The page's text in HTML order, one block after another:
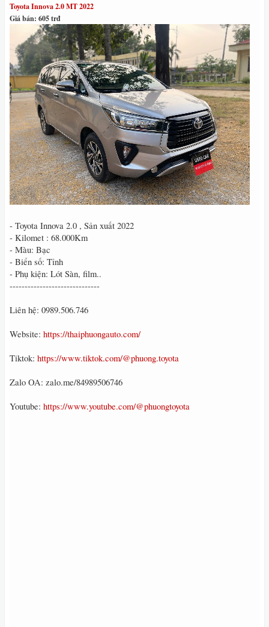
Toyota Innova 2.0 MT 2022
Giá bán: 605 trđ
- Toyota Innova 2.0 , Sản xuất 2022
- Kilomet : 68.000Km
- Màu: Bạc
- Biển số: Tỉnh
- Phụ kiện: Lót Sàn, film..
------------------------------
Liên hệ: 0989.506.746
Website: https://thaiphuongauto.com/
Tiktok: https://www.tiktok.com/@phuong.toyota
Zalo OA: zalo.me/84989506746
Youtube: https://www.youtube.com/@phuongtoyota